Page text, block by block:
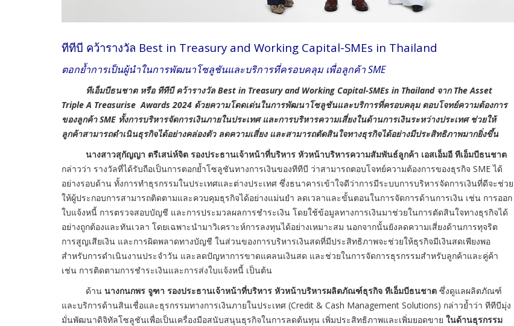
ทีทีบี คว้ารางวัล Best in Treasury and Working Capital-SMEs in Thailand
ตอกย้ำการเป็นผู้นำในการพัฒนาโซลูชันและบริการที่ครอบคลุม เพื่อลูกค้า SME
ทีเอ็มบีธนชาต หรือ ทีทีบี คว้ารางวัล Best in Treasury and Working Capital-SMEs in Thailand จาก The Asset
Triple A Treasurise Awards 2024 ด้วยความโดดเด่นในการพัฒนาโซลูชันและบริการที่ครอบคลุม ตอบโจทย์ความต้องการ
ของลูกค้า SME ทั้งการบริหารจัดการเงินภายในประเทศ และการบริหารความเสี่ยงในด้านการเงินระหว่างประเทศ ช่วยให้
ลูกค้าสามารถดำเนินธุรกิจได้อย่างคล่องตัว ลดความเสี่ยง และสามารถตัดสินใจทางธุรกิจได้อย่างมีประสิทธิภาพมากยิ่งขึ้น
นางสาวสุกัญญา ตรีเสน่ห์จิต รองประธานเจ้าหน้าที่บริหาร หัวหน้าบริหารความสัมพันธ์ลูกค้า เอสเอ็มอี ทีเอ็มบีธนชาต
กล่าวว่า รางวัลที่ได้รับถือเป็นการตอกย้ำโซลูชันทางการเงินของทีทีบี ว่าสามารถตอบโจทย์ความต้องการของธุรกิจ SME ได้
อย่างรอบด้าน ทั้งการทำธุรกรรมในประเทศและต่างประเทศ ซึ่งธนาคารเข้าใจดีว่าการมีระบบการบริหารจัดการเงินที่ดีจะช่วย
ให้ผู้ประกอบการสามารถติดตามและควบคุมธุรกิจได้อย่างแม่นยำ ลดเวลาและขั้นตอนในการจัดการด้านการเงิน เช่น การออก
ใบแจ้งหนี้ การตรวจสอบบัญชี และการประมวลผลการชำระเงิน โดยใช้ข้อมูลทางการเงินมาช่วยในการตัดสินใจทางธุรกิจได้
อย่างถูกต้องและทันเวลา โดยเฉพาะนำมาวิเคราะห์การลงทุนได้อย่างเหมาะสม นอกจากนั้นยังลดความเสี่ยงด้านการทุจริต
การสูญเสียเงิน และการผิดพลาดทางบัญชี ในส่วนของการบริหารเงินสดที่มีประสิทธิภาพจะช่วยให้ธุรกิจมีเงินสดเพียงพอ
สำหรับการดำเนินงานประจำวัน และลดปัญหาการขาดแคลนเงินสด และช่วยในการจัดการธุรกรรมสำหรับลูกค้าและคู่ค้า
เช่น การติดตามการชำระเงินและการส่งใบแจ้งหนี้ เป็นต้น
ด้าน นางกนกพร จูฑา รองประธานเจ้าหน้าที่บริหาร หัวหน้าบริหารผลิตภัณฑ์ธุรกิจ ทีเอ็มบีธนชาต ซึ่งดูแลผลิตภัณฑ์
และบริการด้านสินเชื่อและธุรกรรมทางการเงินภายในประเทศ (Credit & Cash Management Solutions) กล่าวย้ำว่า ทีทีบีมุ่ง
มั่นพัฒนาดิจิทัลโซลูชันเพื่อเป็นเครื่องมือสนับสนุนธุรกิจในการลดต้นทุน เพิ่มประสิทธิภาพและเพิ่มยอดขาย ในด้านธุรกรรม